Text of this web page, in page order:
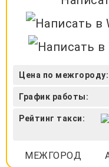
Цена по межгороду:
График работы:
Рейтинг такси:
МЕЖГОРОД